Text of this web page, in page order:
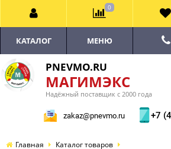
PNEVMO.RU
МАГИМЭКС
Надёжный поставщик с 2000 года
zakaz@pnevmo.ru +7
КАТАЛОГ МЕНЮ
Главная
Каталог товаров
0